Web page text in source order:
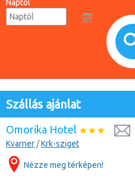
Naptól
Szállás ajánlat
Omorika Hotel
Kvarner /Krk-sziget
Nézze meg térképen!